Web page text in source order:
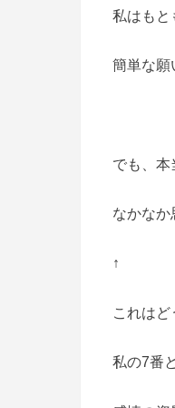
私はもと
簡単な願
でも、本
なかなか
↑
これはど
私の7番